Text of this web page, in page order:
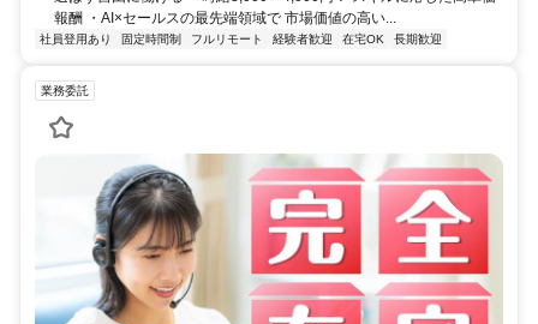
報酬 ・AI×セールスの最先端領域で 市場価値の高い...
社員登用あり 固定時間制 フルリモート 経験者歓迎 在宅OK 長期歓迎
業務委託